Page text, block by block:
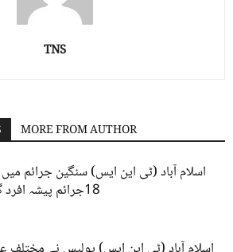
TNS
MORE FROM AUTHOR
اسلام آباد (ٹی این ایس) سنگین جرائم
18جرائم پیشہ افرد گرفتار